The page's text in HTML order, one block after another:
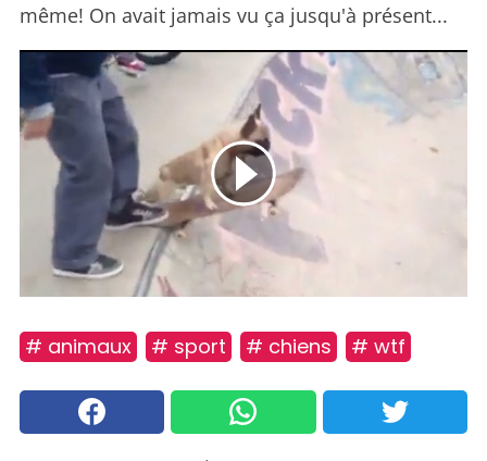
même! On avait jamais vu ça jusqu'à présent...
# animaux # sport # chiens # wtf